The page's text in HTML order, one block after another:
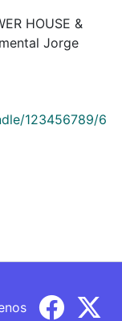
HOUSE &
Jorge
123456789/6